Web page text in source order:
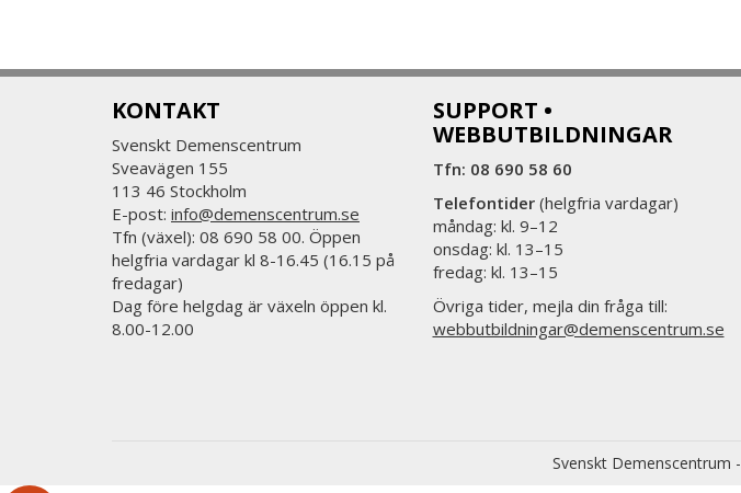
KONTAKT
Svenskt Demenscentrum
Sveavägen 155
113 46 Stockholm
E-post: info@demenscentrum.se
Tfn (växel): 08 690 58 00. Öppen
helgfria vardagar kl 8-16.45 (16.15 på
fredagar)
Dag före helgdag är växeln öppen kl.
8.00-12.00
SUPPORT •
WEBBUTBILDNINGAR
Tfn: 08 690 58 60
Telefontider(helgfria vardagar)
måndag: kl. 9–12
onsdag: kl. 13–15
fredag: kl. 13–15
Övriga tider, mejla din fråga till:
webbutbildningar@demenscentrum.se
Svenskt Demenscentrum -